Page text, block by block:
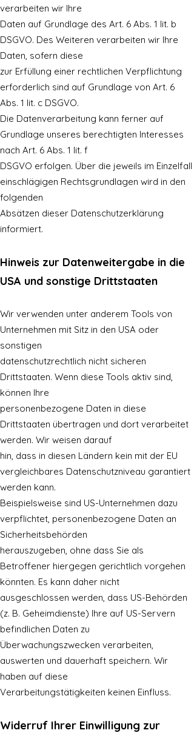
verarbeiten wir Ihre
Daten auf Grundlage des Art. 6 Abs. 1 lit. b
DSGVO. Des Weiteren verarbeiten wir Ihre
Daten, sofern diese
zur Erfüllung einer rechtlichen Verpflichtung
erforderlich sind auf Grundlage von Art. 6
Abs. 1 lit. c DSGVO.
Die Datenverarbeitung kann ferner auf
Grundlage unseres berechtigten Interesses
nach Art. 6 Abs. 1 lit. f
DSGVO erfolgen. Über die jeweils im Einzelfall
einschlägigen Rechtsgrundlagen wird in den
folgenden
Absätzen dieser Datenschutzerklärung
informiert.
Hinweis zur Datenweitergabe in die
USA und sonstige Drittstaaten
Wir verwenden unter anderem Tools von
Unternehmen mit Sitz in den USA oder
sonstigen
datenschutzrechtlich nicht sicheren
Drittstaaten. Wenn diese Tools aktiv sind,
können Ihre
personenbezogene Daten in diese
Drittstaaten übertragen und dort verarbeitet
werden. Wir weisen darauf
hin, dass in diesen Ländern kein mit der EU
vergleichbares Datenschutzniveau garantiert
werden kann.
Beispielsweise sind US-Unternehmen dazu
verpflichtet, personenbezogene Daten an
Sicherheitsbehörden
herauszugeben, ohne dass Sie als
Betroffener hiergegen gerichtlich vorgehen
könnten. Es kann daher nicht
ausgeschlossen werden, dass US-Behörden
(z. B. Geheimdienste) Ihre auf US-Servern
befindlichen Daten zu
Überwachungszwecken verarbeiten,
auswerten und dauerhaft speichern. Wir
haben auf diese
Verarbeitungstätigkeiten keinen Einfluss.
Widerruf Ihrer Einwilligung zur